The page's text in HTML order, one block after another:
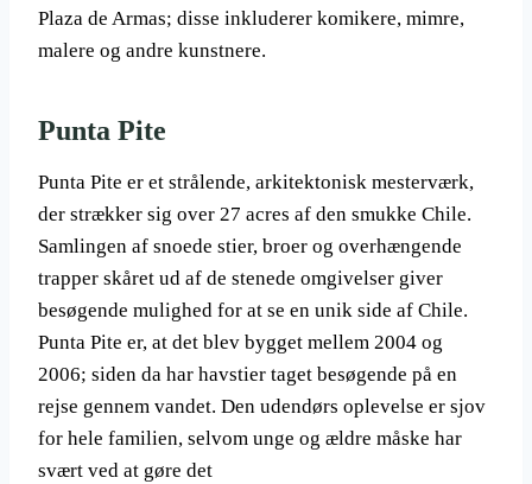
Plaza de Armas; disse inkluderer komikere, mimre,
malere og andre kunstnere.
Punta Pite
Punta Pite er et strålende, arkitektonisk mesterværk,
der strækker sig over 27 acres af den smukke Chile.
Samlingen af ​​snoede stier, broer og overhængende
trapper skåret ud af de stenede omgivelser giver
besøgende mulighed for at se en unik side af Chile.
Punta Pite er, at det blev bygget mellem 2004 og
2006; siden da har havstier taget besøgende på en
rejse gennem vandet. Den udendørs oplevelse er sjov
for hele familien, selvom unge og ældre måske har
svært ved at gøre det